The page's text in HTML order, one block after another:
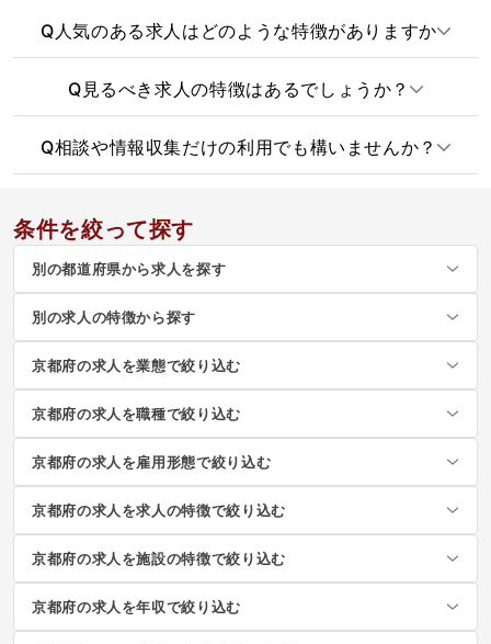
Q人気のある求人はどのような特徴がありますか
Q 見るべき求人の特徴はあるでしょうか？
Q相談や情報収集だけの利用でも構いませんか？
条件を絞って探す
別の都道府県から求人を探す
別の求人の特徴から探す
京都府の求人を業態で絞り込む
京都府の求人を職種で絞り込む
京都府の求人を雇用形態で絞り込む
京都府の求人を求人の特徴で絞り込む
京都府の求人を施設の特徴で絞り込む
京都府の求人を年収で絞り込む